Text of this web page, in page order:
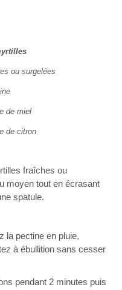
ou surgelées
de miel
de citron
fraîches ou
moyen tout en écrasant
spatule.
la pectine en pluie,
à ébullition sans cesser
pendant 2 minutes puis